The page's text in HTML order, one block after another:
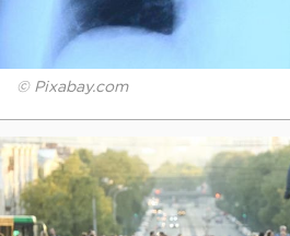
© Pixabay.com